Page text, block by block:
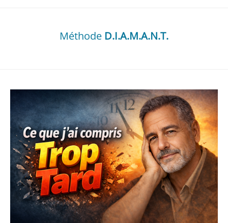
Méthode D.I.A.M.A.N.T.